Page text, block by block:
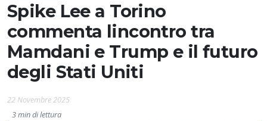
Spike Lee a Torino
commenta lincontro tra
Mamdani e Trump e il futuro
degli Stati Uniti
22 Novembre 2025
3 min di lettura